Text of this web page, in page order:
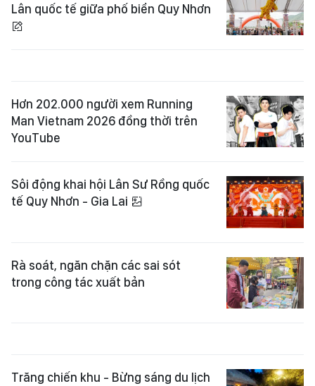
Lân quốc tế giữa phố biển Quy Nhơn
Hơn 202.000 người xem Running
Man Vietnam 2026 đồng thời trên
YouTube
Sôi động khai hội Lân Sư Rồng quốc
tế Quy Nhơn - Gia Lai
Rà soát, ngăn chặn các sai sót
trong công tác xuất bản
Trăng chiến khu - Bừng sáng du lịch